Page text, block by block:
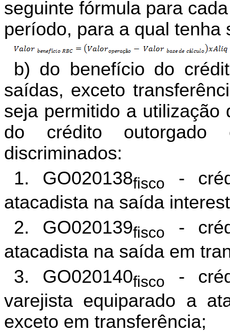
seguinte fórmula para
período, para a qual
b) do benefício do
saídas, exceto
seja permitido a utilização
do crédito outorgado
discriminados:
1. GO020138fisco
-
atacadista na saída
2. GO020139fisco
-
atacadista na saída em
3. GO020140fisco
-
varejista equiparado a
exceto em transferência;